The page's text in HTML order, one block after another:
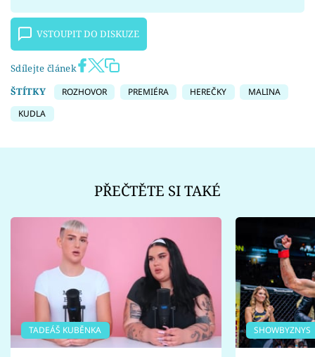
VSTOUPIT DO DISKUZE
Sdílejte článek
ŠTÍTKY
ROZHOVOR PREMIÉRA HEREČKY
MALINA
KUDLA
PŘEČTĚTE SI TAKÉ
TADEÁŠ KUBĚNKA SHOWBYZNYS